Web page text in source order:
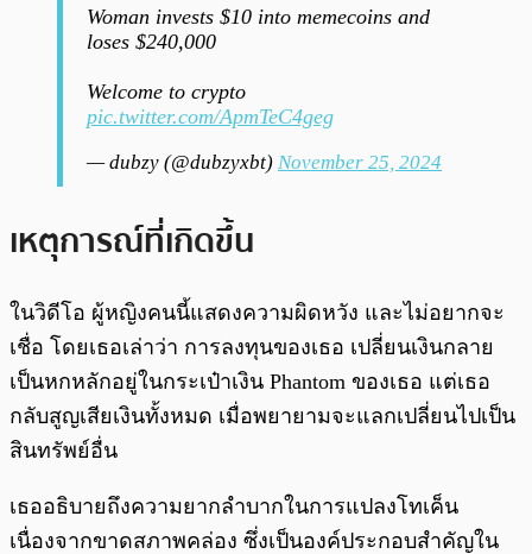
Woman invests $10 into memecoins and
loses $240,000
Welcome to crypto
pic.twitter.com/ApmTeC4geg
— dubzy (@dubzyxbt) November 25, 2024
เหตุการณ์ที่เกิดขึ้น
ในวิดีโอ ผู้หญิงคนนี้แสดงความผิดหวัง และไม่อยากจะ
เชื่อ โดยเธอเล่าว่า การลงทุนของเธอ เปลี่ยนเงินกลาย
เป็นหกหลักอยู่ในกระเป๋าเงิน Phantom ของเธอ แต่เธอ
กลับสูญเสียเงินทั้งหมด เมื่อพยายามจะแลกเปลี่ยนไปเป็น
สินทรัพย์อื่น
เธออธิบายถึงความยากลำบากในการแปลงโทเค็น
เนื่องจากขาดสภาพคล่อง ซึ่งเป็นองค์ประกอบสำคัญใน